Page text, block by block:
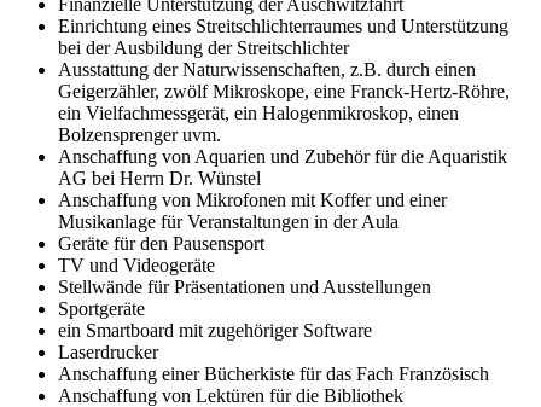
Einrichtung eines Streitschlichterraumes und Unterstützung
bei der Ausbildung der Streitschlichter
Ausstattung der Naturwissenschaften, z.B. durch einen
Geigerzähler, zwölf Mikroskope, eine Franck-Hertz-Röhre,
ein Vielfachmessgerät, ein Halogenmikroskop, einen
Bolzensprenger uvm.
Anschaffung von Aquarien und Zubehör für die Aquaristik
AG bei Herrn Dr. Wünstel
Anschaffung von Mikrofonen mit Koffer und einer
Musikanlage für Veranstaltungen in der Aula
Geräte für den Pausensport
TV und Videogeräte
Stellwände für Präsentationen und Ausstellungen
Sportgeräte
ein Smartboard mit zugehöriger Software
Laserdrucker
Anschaffung einer Bücherkiste für das Fach Französisch
Anschaffung von Lektüren für die Bibliothek